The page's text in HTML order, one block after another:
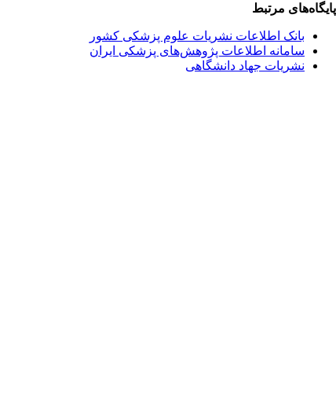
پایگاه‌های مرتبط
بانک اطلاعات نشریات علوم پزشکی کشور
سامانه اطلاعات پژوهش‌های پزشکی ایران
نشریات جهاد دانشگاهی